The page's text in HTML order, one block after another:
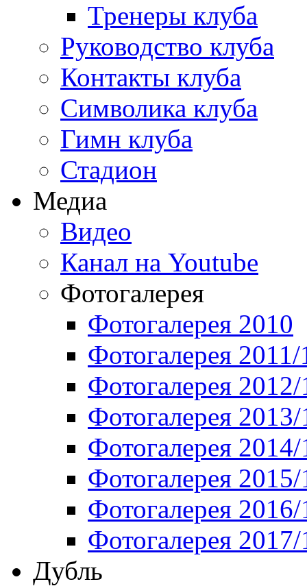
Тренеры клуба
Руководство клуба
Контакты клуба
Символика клуба
Гимн клуба
Стадион
Медиа
Видео
Канал на Youtube
Фотогалерея
Фотогалерея 2010
Фотогалерея 2011/
Фотогалерея
Фотогалерея
Фотогалерея
Фотогалерея
Фотогалерея
Фотогалерея
Дубль